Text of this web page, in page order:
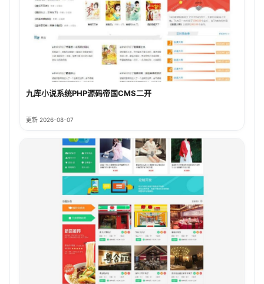
九库小说系统PHP源码帝国CMS二开
更新 2026-08-07